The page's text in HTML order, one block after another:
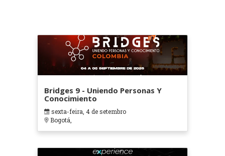
Bridges 9 - Uniendo Personas Y
Conocimiento
sexta-feira, 4 de setembro
Bogotá,